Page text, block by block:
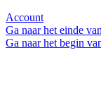
Account
Ga naar het einde
Ga naar het begin